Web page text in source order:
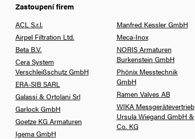
Zastoupení firem
ACL S.r.l.
Airpel Filtration Ltd.
Beta B.V.
Cera System
Verschleißschutz GmbH
ERA-SIB SARL
Galassi & Ortolani Srl
Garlock GmbH
Goetze KG Armaturen
Igema GmbH
Manfred Kessler GmbH
Meca-Inox
NORIS Armaturen
Burkenstein GmbH
Phönix Messtechnik
GmbH
Ramen Valves AB
WIKA Messgerätevertrieb
Ursula Wiegand GmbH &
Co. KG